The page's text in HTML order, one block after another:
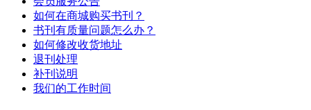
如何在商城购买书刊？
书刊有质量问题怎么办？
如何修改收货地址
退刊处理
补刊说明
我们的工作时间